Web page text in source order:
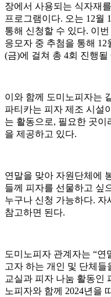
장에서 사용되는 식자재
프로그램이다. 오는 12월
통해 신청할 수 있다. 이
응모자 중 추첨을 통해 12
(금)에 걸쳐 총 4회 진행될
이와 함께 도미노피자는
파티카는 피자 제조 시설
는 활동으로, 필요한 곳
을 제공하고 있다.
연말을 맞아 자원단체에
들께 피자를 선물하고 싶
누구나 신청 가능하다.
참고하면 된다.
도미노피자 관계자는 “
고자 하는 개인 및 단체
교실과 피자 나눔 활동인
노피자와 함께 2024년을